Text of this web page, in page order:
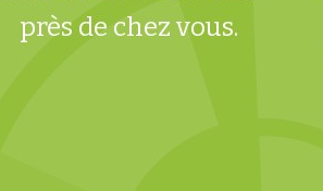
près de chez vous.